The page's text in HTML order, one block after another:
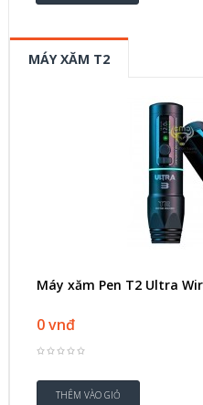
MÁY XĂM T2
Máy xăm Pen T2 Ultra
0 vnđ